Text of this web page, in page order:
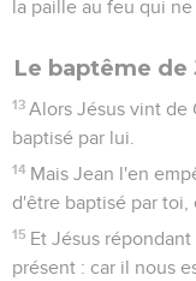
la paille au feu qui
Le baptême de
13 Alors Jésus vint de
baptisé par lui.
14 Mais Jean l'en
d'être baptisé par toi,
15 Et Jésus
présent : car il nous